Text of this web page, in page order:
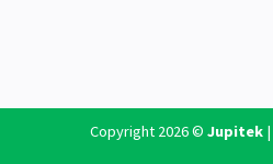
Copyright 2026 © Jupitek|